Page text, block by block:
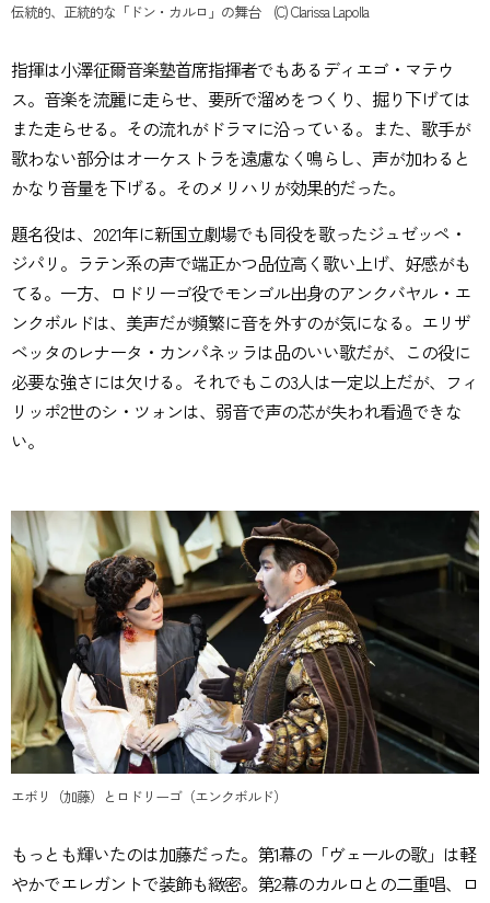
伝統的、正統的な「ドン・カルロ」の舞台 (C) Clarissa Lapolla
指揮は小澤征爾音楽塾首席指揮者でもあるディエゴ・マテウ
ス。音楽を流麗に走らせ、要所で溜めをつくり、掘り下げては
また走らせる。その流れがドラマに沿っている。また、歌手が
歌わない部分はオーケストラを遠慮なく鳴らし、声が加わると
かなり音量を下げる。そのメリハリが効果的だった。
題名役は、2021年に新国立劇場でも同役を歌ったジュゼッペ・
ジパリ。ラテン系の声で端正かつ品位高く歌い上げ、好感がも
てる。一方、ロドリーゴ役でモンゴル出身のアンクバヤル・エ
ンクボルドは、美声だが頻繁に音を外すのが気になる。エリザ
ベッタのレナータ・カンパネッラは品のいい歌だが、この役に
必要な強さには欠ける。それでもこの3人は一定以上だが、フィ
リッポ2世のシ・ツォンは、弱音で声の芯が失われ看過できな
い。
エボリ（加藤）とロドリーゴ（エンクボルド）
もっとも輝いたのは加藤だった。第1幕の「ヴェールの歌」は軽
やかでエレガントで装飾も緻密。第2幕のカルロとの二重唱、ロ